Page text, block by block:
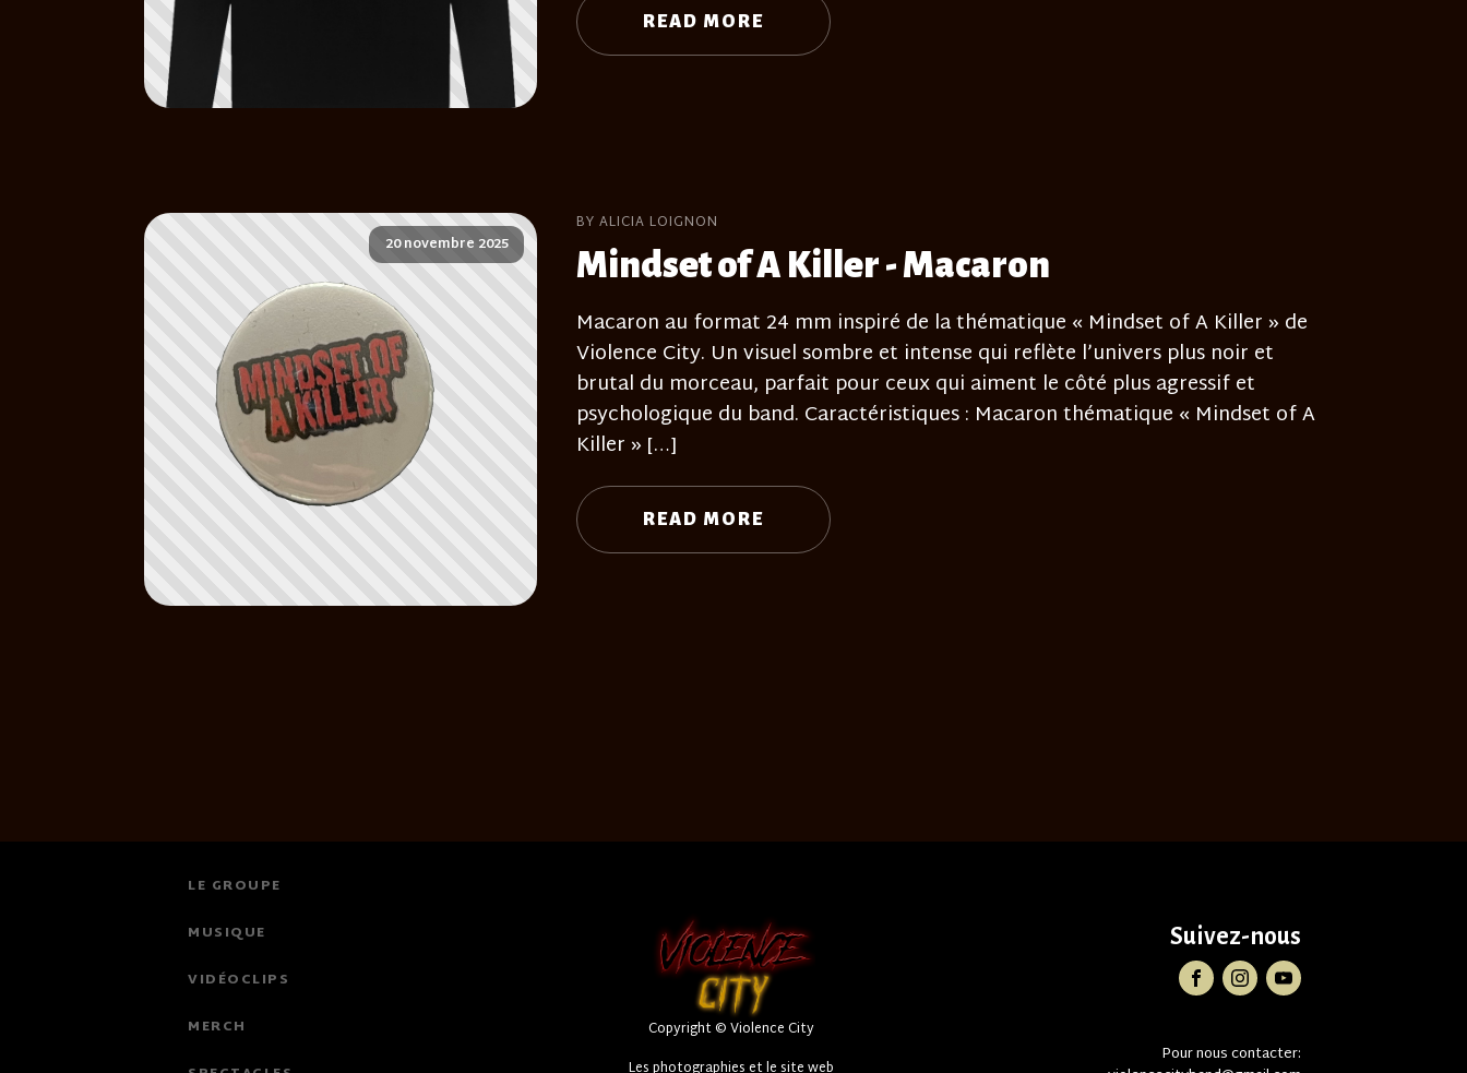
READ MORE
20 novembre 2025
BY ALICIA LOIGNON
Mindset of A Killer - Macaron
Macaron au format 24 mm inspiré de la thématique « Mindset of A Killer » de
Violence City. Un visuel sombre et intense qui reflète l’univers plus noir et
brutal du morceau, parfait pour ceux qui aiment le côté plus agressif et
psychologique du band. Caractéristiques : Macaron thématique « Mindset of A
Killer » […]
READ MORE
LE GROUPE
MUSIQUE
VIDÉOCLIPS
MERCH
Copyright © Violence City
Suivez-nous
Pour nous contacter: